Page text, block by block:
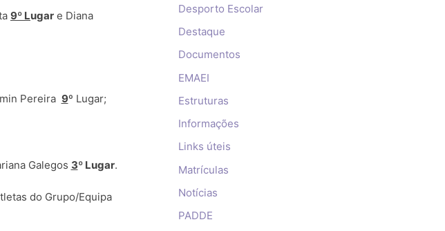
9º Lugar e Diana
Pereira 9º Lugar;
Galegos 3º Lugar.
do Grupo/Equipa
Desporto Escolar
Destaque
Documentos
EMAEI
Estruturas
Informações
Links úteis
Matrículas
Notícias
PADDE